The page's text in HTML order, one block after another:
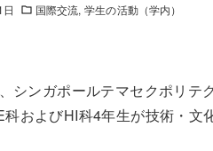
国際交流 学生の活動（学内）
シンガポールテマセクポリテ
およびHI科4年生が技術・文